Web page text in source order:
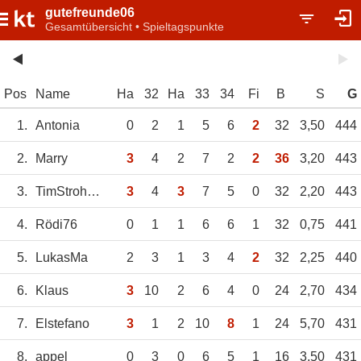
gutefreunde06
Gesamtübersicht • Spieltagspunkte
Pos Name Ha 32 Ha 33 34 Fi B S G
1. Antonia 0 2 1 5 6 2 32 3,50 444
2. Marry 3 4 2 7 2 2 36 3,20 443
3. TimStrohmenger 3 4 3 7 5 0 32 2,20 443
4. Rödi76 0 1 1 6 6 1 32 0,75 441
5. LukasMa 2 3 1 3 4 2 32 2,25 440
6. Klaus 3 10 2 6 4 0 24 2,70 434
7. Elstefano 3 1 2 10 8 1 24 5,70 431
8. appel 0 3 0 6 5 1 16 3,50 431